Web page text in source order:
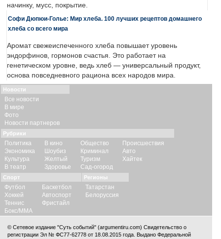
начинку, мусс, покрытие.
Софи Дюпюи-Голье: Мир хлеба. 100 лучших рецептов домашнего
хлеба со всего мира
Аромат свежеиспеченного хлеба повышает уровень
эндорфинов, гормонов счастья. Это работает на
генетическом уровне, ведь хлеб — универсальный продукт,
основа повседневного рациона всех народов мира.
Новости
Все новости
В мире
Фото
Новости партнеров
Рубрики
Политика
Экономика
Культура
В театр
В кино
Шоубиз
Желтый
Здоровье
Общество
Криминал
Туризм
Сад-огород
Происшествия
Авто
Хайтек
Спорт
Футбол
Хоккей
Теннис
Бокс/ММА
Баскетбол
Автоспорт
Фристайл
Регионы
Татарстан
Белоруссия
© Сетевое издание "Суть событий" (argumentiru.com) Свидетельство о
регистрации Эл № ФС77-62778 от 18.08.2015 года. Выдано Федеральной